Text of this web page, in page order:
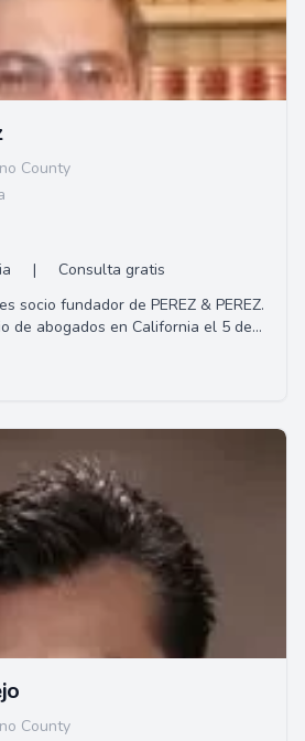
County
|
Consulta gratis
socio fundador de PEREZ & PEREZ.
de abogados en California el 5 de
County